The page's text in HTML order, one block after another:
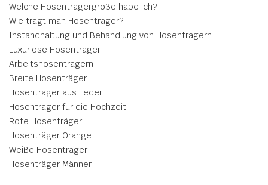
Welche Hosenträgergröße habe ich?
Wie trägt man Hosenträger?
Instandhaltung und Behandlung von Hosentragern
Luxuriöse Hosenträger
Arbeitshosenträgern
Breite Hosenträger
Hosenträger aus Leder
Hosenträger für die Hochzeit
Rote Hosenträger
Hosenträger Orange
Weiße Hosenträger
Hosenträger Männer